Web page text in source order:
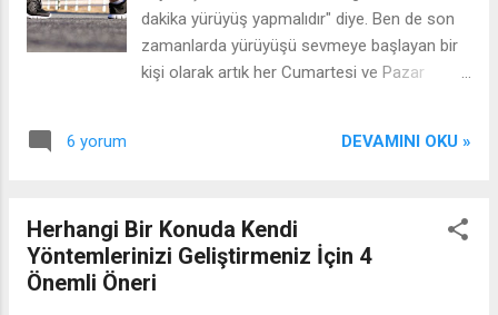
papağan almaya gidebilirdik. Hemen
kahvaltımızı edip annemle birlikte yola çıktık.
Kuş satan bir yere geldik ve hemen gözüme
bir tanesini kestirdim ve onu aldık. Eve
kafese bakıp gülümsüyor, bir yandan da "aa
dakika yürüyüş yapmalıdır" diye. Ben de son
zamanlarda yürüyüşü sevmeye başlayan bir
kişi olarak artık her Cumartesi ve Pazar
gittiğimiz için geriye sadece Cumartesi ve
1 - 1,5 saat yürüyoruz(ben ve babam). Sabah
yürüyüşlerinin faydalarına geçmeden önce,
kendimi sizler ile beraber değerlendirmek
6 yorum DEVAMINI OKU »
Herhangi Bir Konuda Kendi
Yöntemlerinizi Geliştirmeniz İçin 4
Önemli Öneri